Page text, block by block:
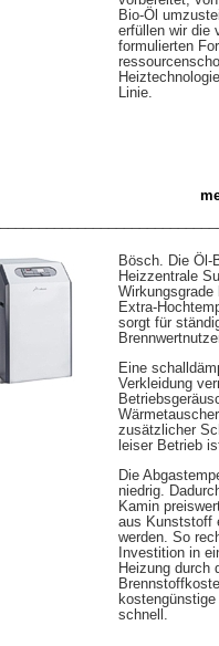
Bio-Öl
erfüllen wir die
formulierten
Linie.
Bösch. Die Öl-
Heizzentrale
Extra-
sorgt für
Eine
Verkleidung
zusätzlicher
leiser Betrieb
Die
niedrig.
Kamin
aus Kunststoff
werden. So
Investition in
Heizung durch
schnell.